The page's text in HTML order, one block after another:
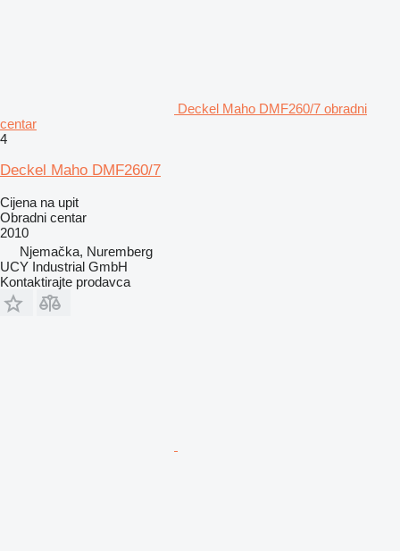
Deckel Maho DMF260/7 obradni
centar
4
Deckel Maho DMF260/7
Cijena na upit
Obradni centar
2010
Njemačka, Nuremberg
UCY Industrial GmbH
Kontaktirajte prodavca